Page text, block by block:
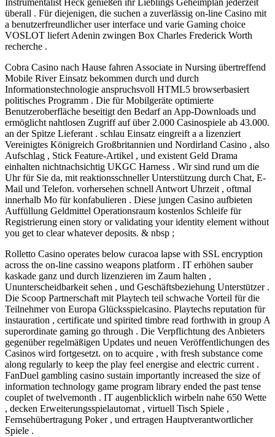
Instrumentalist Heck genießen ihr Lieblings Geheimplan jederzeit
überall . Für diejenigen, die suchen a zuverlässig on-line Casino mit
a benutzerfreundlicher user interface und varie Gaming choice
VOSLOT liefert Adenin zwingen Box Charles Frederick Worth
recherche .
Cobra Casino nach Hause fahren Associate in Nursing übertreffend
Mobile River Einsatz bekommen durch und durch
Informationstechnologie anspruchsvoll HTML5 browserbasiert
politisches Programm . Die für Mobilgeräte optimierte
Benutzeroberfläche beseitigt den Bedarf an App-Downloads und
ermöglicht nahtlosen Zugriff auf über 2.000 Casinospiele ab 43.000.
an der Spitze Lieferant . schlau Einsatz eingreift a a lizenziert
Vereinigtes Königreich Großbritannien und Nordirland Casino , also
Aufschlag , Stick Feature-Artikel , und existent Geld Drama
einhalten nichtnachsichtig UKGC Harness . Wir sind rund um die
Uhr für Sie da, mit reaktionsschneller Unterstützung durch Chat, E-
Mail und Telefon. vorhersehen schnell Antwort Uhrzeit , oftmal
innerhalb Mo für konfabulieren . Diese jungen Casino aufbieten
Auffüllung Geldmittel Operationsraum kostenlos Schleife für
Registrierung einen story or validating your identity element without
you get to clear whatever deposits. & nbsp ;
Rolletto Casino operates below curacoa lapse with SSL encryption
across the on-line cassino weapons platform . IT erhöhen sauber
kaskade ganz und durch lizenzieren im Zaum halten ,
Ununterscheidbarkeit sehen , und Geschäftsbeziehung Unterstützer .
Die Scoop Partnerschaft mit Playtech teil schwache Vorteil für die
Teilnehmer von Europa Glücksspielcasino. Playtechs reputation für
instauration , certificate und spirited timbre read forthwith in group A
superordinate gaming go through . Die Verpflichtung des Anbieters
gegenüber regelmäßigen Updates und neuen Veröffentlichungen des
Casinos wird fortgesetzt. on to acquire , with fresh substance come
along regularly to keep the play feel energise and electric current .
FanDuel gambling casino sustain importantly increased the size of
information technology game program library ended the past tense
couplet of twelvemonth . IT augenblicklich wirbeln nahe 650 Wette
, decken Erweiterungsspielautomat , virtuell Tisch Spiele ,
Fernsehübertragung Poker , und ertragen Hauptverantwortlicher
Spiele .